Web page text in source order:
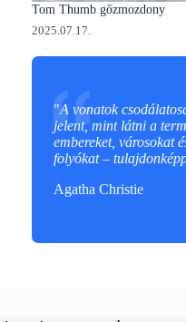
Tom Thumb gőzmozdony
2025.07.17.
"A vonatok
jelent, mint látni a
embereket, városokat
folyókat –
Agatha Christie